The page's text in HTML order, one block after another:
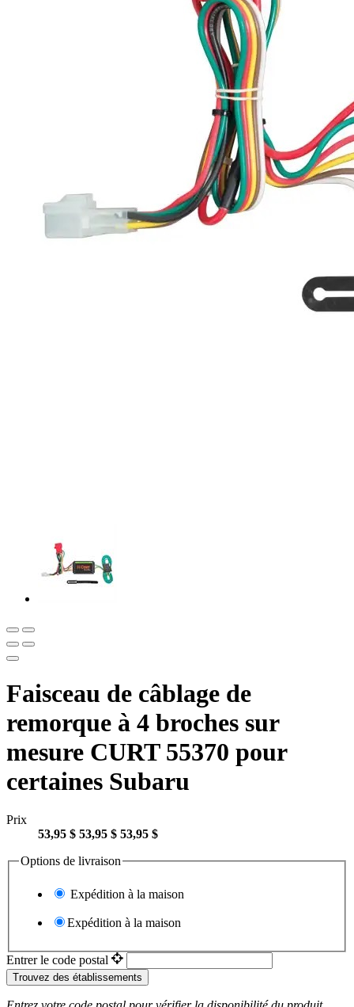
Faisceau de câblage de
remorque à 4 broches sur
mesure CURT 55370 pour
certaines Subaru
Prix
53,95 $ 53,95 $ 53,95 $
Options de livraison
Expédition à la maison
Expédition à la maison
Entrer le code postal
Trouvez des établissements